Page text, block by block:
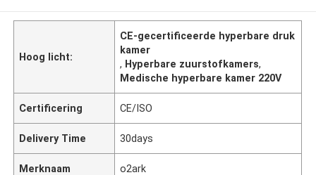
Hoog licht:
CE-gecertificeerde hyperbare druk
kamer
, Hyperbare zuurstofkamers,
Medische hyperbare kamer 220V
Certificering CE/ISO
Delivery Time 30days
Merknaam o2ark